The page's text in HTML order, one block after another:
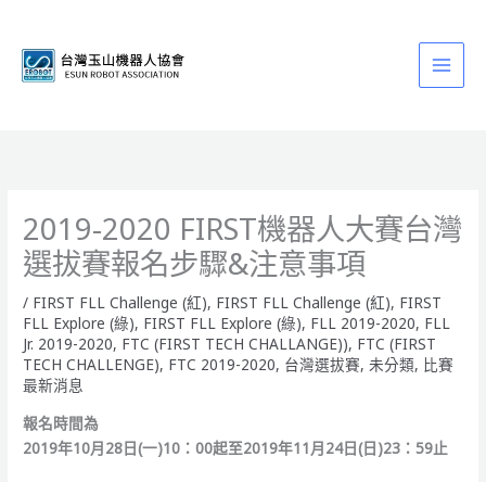
2019-2020 FIRST機器人大賽台灣
選拔賽報名步驟&注意事項
/ FIRST FLL Challenge (紅), FIRST FLL Challenge (紅), FIRST
FLL Explore (綠), FIRST FLL Explore (綠), FLL 2019-2020, FLL
Jr. 2019-2020, FTC (FIRST TECH CHALLANGE)), FTC (FIRST
TECH CHALLENGE), FTC 2019-2020, 台灣選拔賽,未分類, 比賽
最新消息
報名時間為
2019年10月28日(一)10：00起至2019年11月24日(日)23：59止